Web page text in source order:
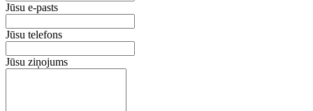
Jūsu e-pasts
Jūsu telefons
Jūsu ziņojums